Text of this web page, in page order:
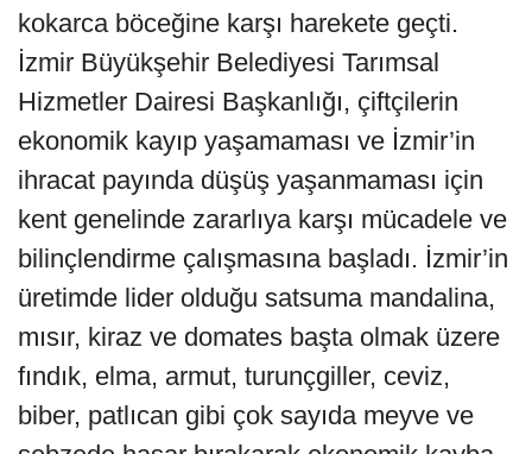
kokarca böceğine karşı harekete geçti.
İzmir Büyükşehir Belediyesi Tarımsal
Hizmetler Dairesi Başkanlığı, çiftçilerin
ekonomik kayıp yaşamaması ve İzmir’in
ihracat payında düşüş yaşanmaması için
kent genelinde zararlıya karşı mücadele ve
bilinçlendirme çalışmasına başladı. İzmir’in
üretimde lider olduğu satsuma mandalina,
mısır, kiraz ve domates başta olmak üzere
fındık, elma, armut, turunçgiller, ceviz,
biber, patlıcan gibi çok sayıda meyve ve